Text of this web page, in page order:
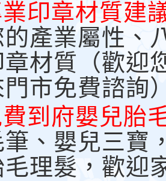
印章材質建
的產業屬性、
章材質（歡迎
門市免費諮詢
到府嬰兒胎
筆、嬰兒三寶
毛理髮，歡迎